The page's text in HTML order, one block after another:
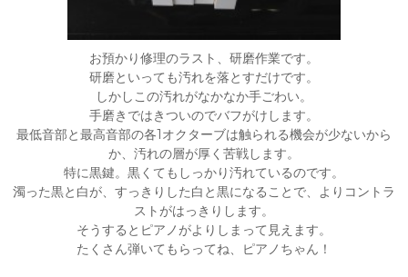
お預かり修理のラスト、研磨作業です。
研磨といっても汚れを落とすだけです。
しかしこの汚れがなかなか手ごわい。
手磨きではきついのでバフがけします。
最低音部と最高音部の各1オクターブは触られる機会が少ないから
か、汚れの層が厚く苦戦します。
特に黒鍵。黒くてもしっかり汚れているのです。
濁った黒と白が、すっきりした白と黒になることで、よりコントラ
ストがはっきりします。
そうするとピアノがよりしまって見えます。
たくさん弾いてもらってね、ピアノちゃん！